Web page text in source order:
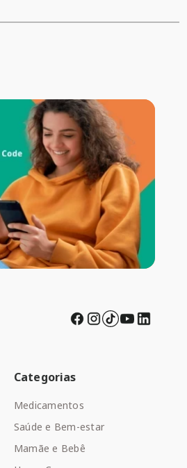
Categorias
Medicamentos
Saúde e Bem-estar
Mamãe e Bebê